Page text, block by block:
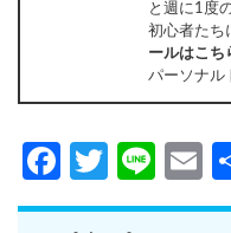
と週に1度
初心者たち
ールはこち
パーソナル
Facebook
Twitter
Line